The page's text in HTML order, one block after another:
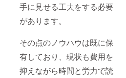
手に見せる工夫をする必要
があります。
その点のノウハウは既に保
有しており、現状も費用を
抑えながら時間と労力で読